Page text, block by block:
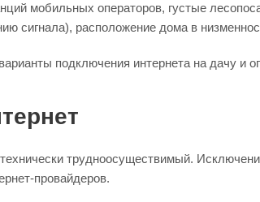
мобильных операторов, густые
сигнала), расположение дома в
подключения интернета на дачу и
трудноосуществимый.
провайдеров.